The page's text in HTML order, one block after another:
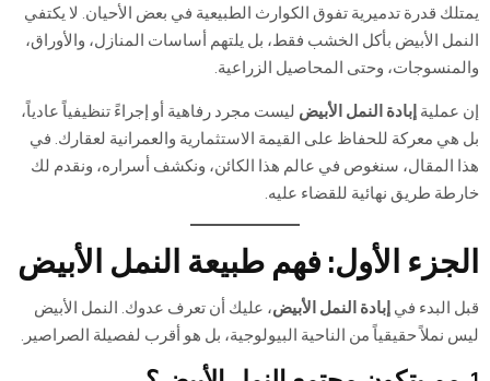
يمتلك قدرة تدميرية تفوق الكوارث الطبيعية في بعض الأحيان. لا يكتفي
النمل الأبيض بأكل الخشب فقط، بل يلتهم أساسات المنازل، والأوراق،
والمنسوجات، وحتى المحاصيل الزراعية.
إن عملية إبادة النمل الأبيض ليست مجرد رفاهية أو إجراءً تنظيفياً عادياً،
بل هي معركة للحفاظ على القيمة الاستثمارية والعمرانية لعقارك. في
هذا المقال، سنغوص في عالم هذا الكائن، ونكشف أسراره، ونقدم لك
خارطة طريق نهائية للقضاء عليه.
الجزء الأول: فهم طبيعة النمل الأبيض
قبل البدء في إبادة النمل الأبيض، عليك أن تعرف عدوك. النمل الأبيض
ليس نملاً حقيقياً من الناحية البيولوجية، بل هو أقرب لفصيلة الصراصير.